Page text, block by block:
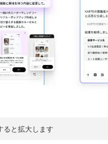
ると拡大します